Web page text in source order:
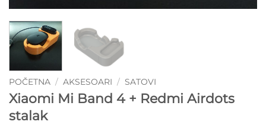
POČETNA / AKSESOARI / SATOVI
Xiaomi Mi Band 4 + Redmi Airdots
stalak